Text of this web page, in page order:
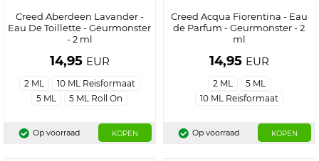
Creed Aberdeen Lavander -
Eau De Toillette - Geurmonster
- 2 ml
14,95 EUR
2 ML
10 ML Reisformaat
5 ML
5 ML Roll On
Op voorraad KOPEN
Creed Acqua Fiorentina - Eau
de Parfum - Geurmonster - 2
ml
14,95 EUR
2 ML
5 ML
10 ML Reisformaat
Op voorraad KOPEN